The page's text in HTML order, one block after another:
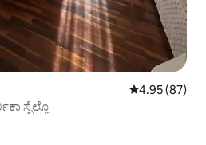
5 ರಲ್ಲಿ 4.95
4.95 (87)
ಸ್ಪೆಲ್ಲೊ